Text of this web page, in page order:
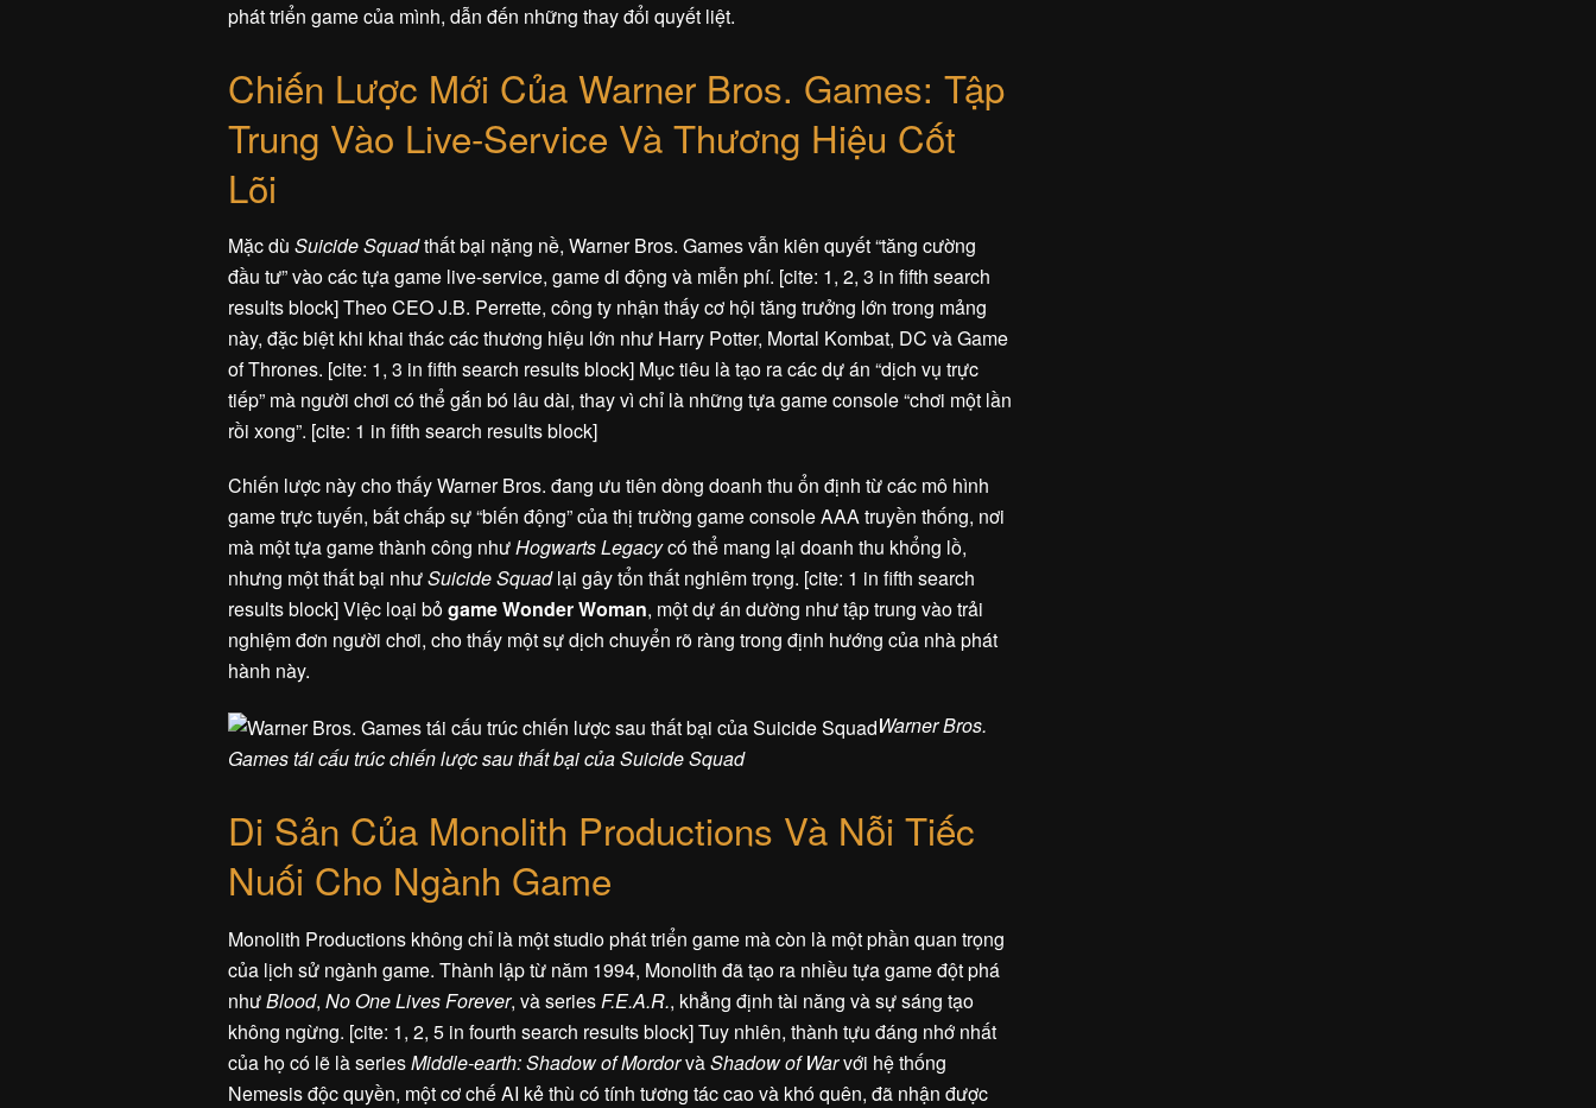
phát triển game của mình, dẫn đến những thay đổi quyết liệt.
Chiến Lược Mới Của Warner Bros. Games: Tập
Trung Vào Live-Service Và Thương Hiệu Cốt
Lõi
Mặc dù Suicide Squadthất bại nặng nề, Warner Bros. Games vẫn kiên quyết “tăng cường
đầu tư” vào các tựa game live-service, game di động và miễn phí. [cite: 1, 2, 3 in fifth search
results block] Theo CEO J.B. Perrette, công ty nhận thấy cơ hội tăng trưởng lớn trong mảng
này, đặc biệt khi khai thác các thương hiệu lớn như Harry Potter, Mortal Kombat, DC và Game
of Thrones. [cite: 1, 3 in fifth search results block] Mục tiêu là tạo ra các dự án “dịch vụ trực
tiếp” mà người chơi có thể gắn bó lâu dài, thay vì chỉ là những tựa game console “chơi một lần
rồi xong”. [cite: 1 in fifth search results block]
Chiến lược này cho thấy Warner Bros. đang ưu tiên dòng doanh thu ổn định từ các mô hình
game trực tuyến, bất chấp sự “biến động” của thị trường game console AAA truyền thống, nơi
mà một tựa game thành công nhưHogwarts Legacycó thể mang lại doanh thu khổng lồ,
nhưng một thất bại nhưSuicide Squadlại gây tổn thất nghiêm trọng. [cite: 1 in fifth search
results block] Việc loại bỏgame Wonder Woman, một dự án dường như tập trung vào trải
nghiệm đơn người chơi, cho thấy một sự dịch chuyển rõ ràng trong định hướng của nhà phát
hành này.
Warner Bros.
Games tái cấu trúc chiến lược sau thất bại của Suicide Squad
Di Sản Của Monolith Productions Và Nỗi Tiếc
Nuối Cho Ngành Game
Monolith Productions không chỉ là một studio phát triển game mà còn là một phần quan trọng
của lịch sử ngành game. Thành lập từ năm 1994, Monolith đã tạo ra nhiều tựa game đột phá
nhưBlood, No One Lives Forever, và series F.E.A.R., khẳng định tài năng và sự sáng tạo
không ngừng. [cite: 1, 2, 5 in fourth search results block] Tuy nhiên, thành tựu đáng nhớ nhất
của họ có lẽ là seriesMiddle-earth: Shadow of MordorvàShadow of Warvới hệ thống
Nemesis độc quyền, một cơ chế AI kẻ thù có tính tương tác cao và khó quên, đã nhận được